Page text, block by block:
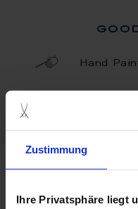
Zustimmung
Ihre Privatsphäre liegt
Hand
more